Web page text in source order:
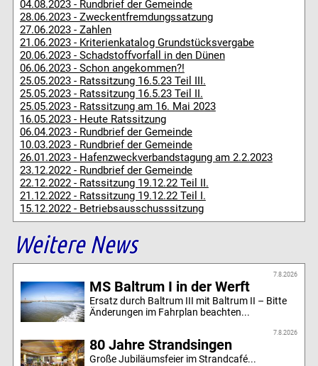
04.08.2023 - Rundbrief der Gemeinde
28.06.2023 - Zweckentfremdungssatzung
27.06.2023 - Zahlen
21.06.2023 - Kriterienkatalog Grundstücksvergabe
20.06.2023 - Schadstoffvorfall in den Dünen
06.06.2023 - Schon angekommen?!
25.05.2023 - Ratssitzung 16.5.23 Teil III.
25.05.2023 - Ratssitzung 16.5.23 Teil II.
25.05.2023 - Ratssitzung am 16. Mai 2023
16.05.2023 - Heute Ratssitzung
06.04.2023 - Rundbrief der Gemeinde
10.03.2023 - Rundbrief der Gemeinde
26.01.2023 - Hafenzweckverbandstagung am 2.2.2023
23.12.2022 - Rundbrief der Gemeinde
22.12.2022 - Ratssitzung 19.12.22 Teil II.
21.12.2022 - Ratssitzung 19.12.22 Teil I.
15.12.2022 - Betriebsausschusssitzung
Weitere News
7.8.2026
MS Baltrum I in der Werft
Ersatz durch Baltrum III mit Baltrum II – Bitte
Änderungen im Fahrplan beachten...
7.8.2026
80 Jahre Strandsingen
Große Jubiläumsfeier im Strandcafé...